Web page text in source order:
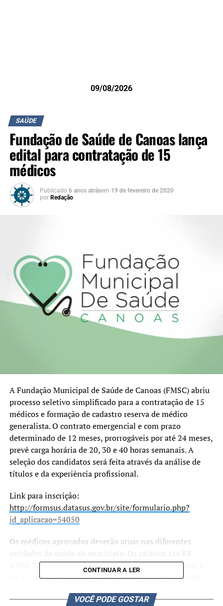
09/08/2026
SAÚDE
Fundação de Saúde de Canoas lança
edital para contratação de 15
médicos
Publicado 6 anos atrásem 19 de fevereiro de 2020
por Redação
A Fundação Municipal de Saúde de Canoas (FMSC) abriu
processo seletivo simplificado para a contratação de 15
médicos e formação de cadastro reserva de médico
generalista. O contrato emergencial e com prazo
determinado de 12 meses, prorrogáveis por até 24 meses,
prevê carga horária de 20, 30 e 40 horas semanais. A
seleção dos candidatos será feita através da análise de
títulos e da experiência profissional.
Link para inscrição:
http://formsus.datasus.gov.br/site/formulario.php?
id_aplicacao=54050
Os médicos aprovados deverão atuar nas diferentes
6.908,33, para 20 horas, R$ 10.362,48, para 30 horas, e
R$ 13.816,65, para os profissionais que cumprirem 40
profissionais ainda terão benefícios como vale-
CONTINUAR A LER
VOCÊ PODE GOSTAR